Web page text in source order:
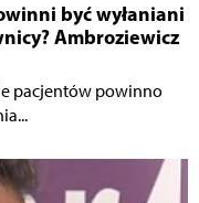
być wyłaniani
Ambroziewicz
pacjentów powinno